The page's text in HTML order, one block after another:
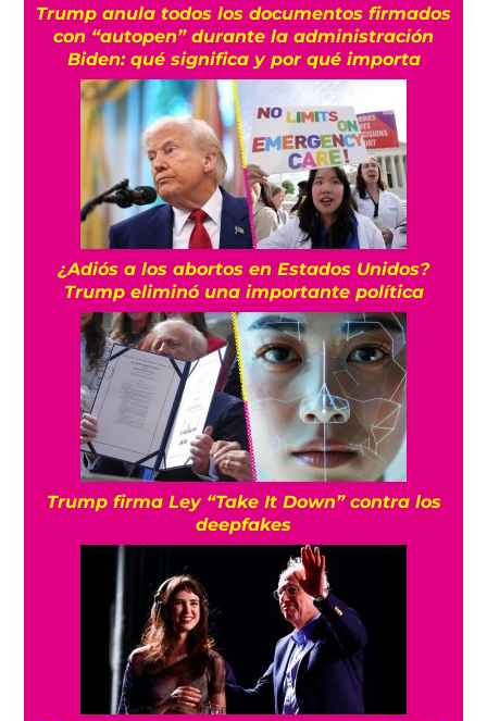
Trump anula todos los documentos firmados
con “autopen” durante la administración
Biden: qué significa y por qué importa
¿Adiós a los abortos en Estados Unidos?
Trump eliminó una importante política
Trump firma Ley “Take It Down” contra los
deepfakes